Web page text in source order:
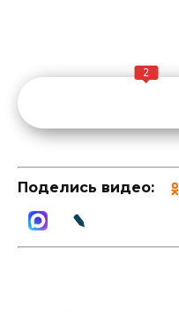
2
Поделись видео: